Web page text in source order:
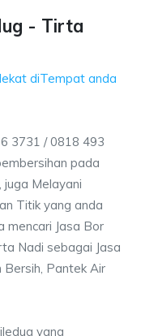
- Tirta
diTempat anda
3731 / 0818 493
pada
juga Melayani
Titik yang anda
mencari Jasa Bor
Nadi sebagai Jasa
Bersih, Pantek Air
yang